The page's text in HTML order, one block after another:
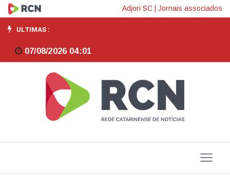
Campo
Democrático
anuncia
candidatura
governo
Adjori SC Jornais associados
ULTIMAS :
07/08/2026 04:01